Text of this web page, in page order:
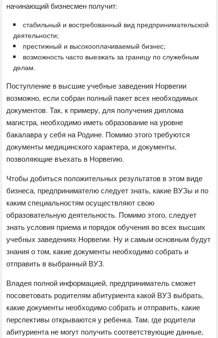
начинающий бизнесмен получит:
стабильный и востребованный вид предпринимательской
деятельности;
престижный и высокооплачиваемый бизнес;
возможность часто выезжать за границу по служебным
делам.
Поступление в высшие учебные заведения Норвегии
возможно, если собран полный пакет всех необходимых
документов. Так, к примеру, для получения диплома
магистра, необходимо иметь образование на уровне
бакалавра у себя на Родине. Помимо этого требуются
документы медицинского характера, и документы,
позволяющие въехать в Норвегию.
Чтобы добиться положительных результатов в этом виде
бизнеса, предпринимателю следует знать, какие ВУЗы и по
каким специальностям осуществляют свою
образовательную деятельность. Помимо этого, следует
знать условия приема и порядок обучения во всех высших
учебных заведениях Норвегии. Ну и самым основным будут
знания о том, какие документы необходимо собрать и
отправить в выбранный ВУЗ.
Владея полной информацией, предприниматель сможет
посоветовать родителям абитуриента какой ВУЗ выбрать,
какие документы необходимо собрать и отправить, какие
перспективы открываются у ребенка. Там, где родители
абитуриента не могут получить соответствующие данные,